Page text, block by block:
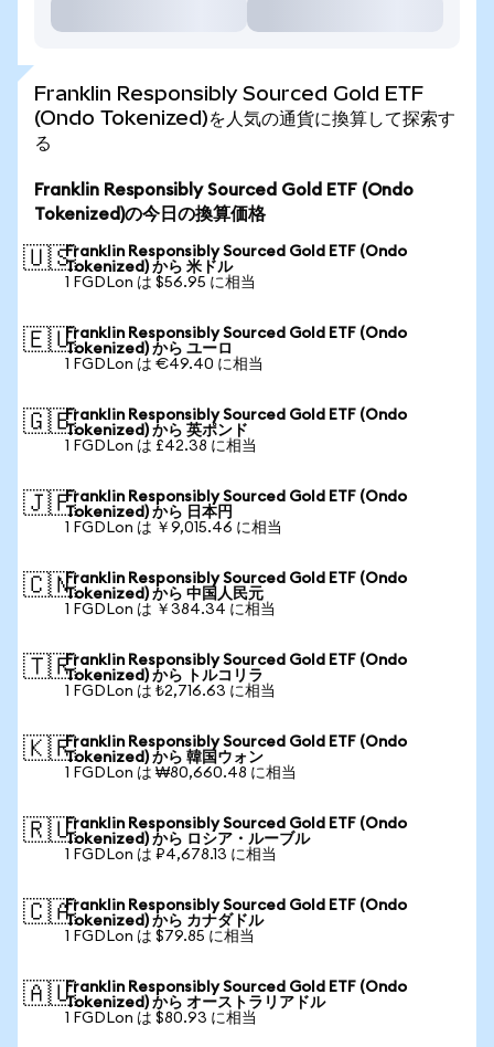
Franklin Responsibly Sourced Gold ETF
(Ondo Tokenized)を人気の通貨に換算して探索す
る
Franklin Responsibly Sourced Gold ETF (Ondo
Tokenized)の今日の換算価格
🇺🇸Franklin Responsibly Sourced Gold ETF (Ondo
Tokenized) から 米ドル
1 FGDLon は $56.95 に相当
🇪🇺Franklin Responsibly Sourced Gold ETF (Ondo
Tokenized) から ユーロ
1 FGDLon は €49.40 に相当
🇬🇧Franklin Responsibly Sourced Gold ETF (Ondo
Tokenized) から 英ポンド
1 FGDLon は £42.38 に相当
🇯🇵Franklin Responsibly Sourced Gold ETF (Ondo
Tokenized) から 日本円
1 FGDLon は ￥9,015.46 に相当
🇨🇳Franklin Responsibly Sourced Gold ETF (Ondo
Tokenized) から 中国人民元
1 FGDLon は ￥384.34 に相当
🇹🇷Franklin Responsibly Sourced Gold ETF (Ondo
Tokenized) から トルコリラ
1 FGDLon は ₺2,716.63 に相当
🇰🇷Franklin Responsibly Sourced Gold ETF (Ondo
Tokenized) から 韓国ウォン
1 FGDLon は ₩80,660.48 に相当
🇷🇺Franklin Responsibly Sourced Gold ETF (Ondo
Tokenized) から ロシア・ルーブル
1 FGDLon は ₽4,678.13 に相当
🇨🇦Franklin Responsibly Sourced Gold ETF (Ondo
Tokenized) から カナダドル
1 FGDLon は $79.85 に相当
🇦🇺Franklin Responsibly Sourced Gold ETF (Ondo
Tokenized) から オーストラリアドル
1 FGDLon は $80.93 に相当